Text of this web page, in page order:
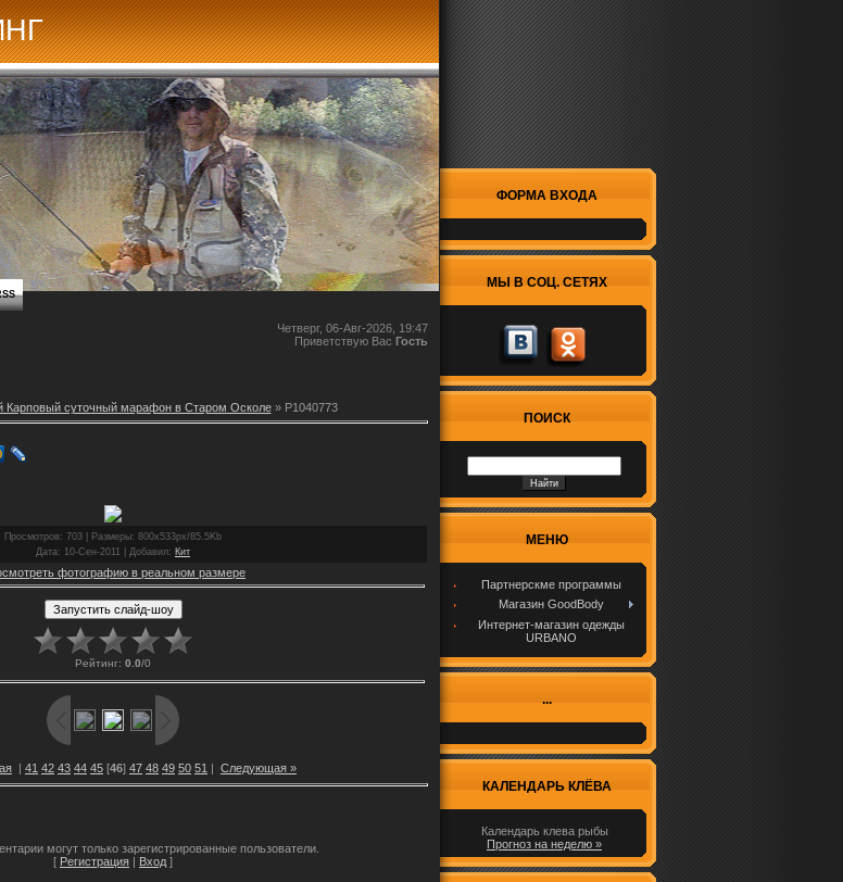
Четверг, 06-Авг-2026, 19:47
Приветствую Вас Гость
Карповый суточный марафон в Старом Осколе» P1040773
Просмотров: 703 | Размеры: 800x533px/85.5Kb
Дата: 10-Сен-2011 | Добавил: Кит
фотографию в реальном размере
Рейтинг: 0.0/0
| 41 42 43 44 45 [46] 47 48 49 50 51 | Следующая »
могут только зарегистрированные пользователи.
[ Регистрация | Вход ]
ФОРМА ВХОДА
МЫ В СОЦ. СЕТЯХ
ПОИСК
МЕНЮ
Партнерскме программы
Магазин GoodBody
Интернет-магазин одежды
URBANO
...
КАЛЕНДАРЬ КЛЁВА
Календарь клева рыбы
Прогноз на неделю »